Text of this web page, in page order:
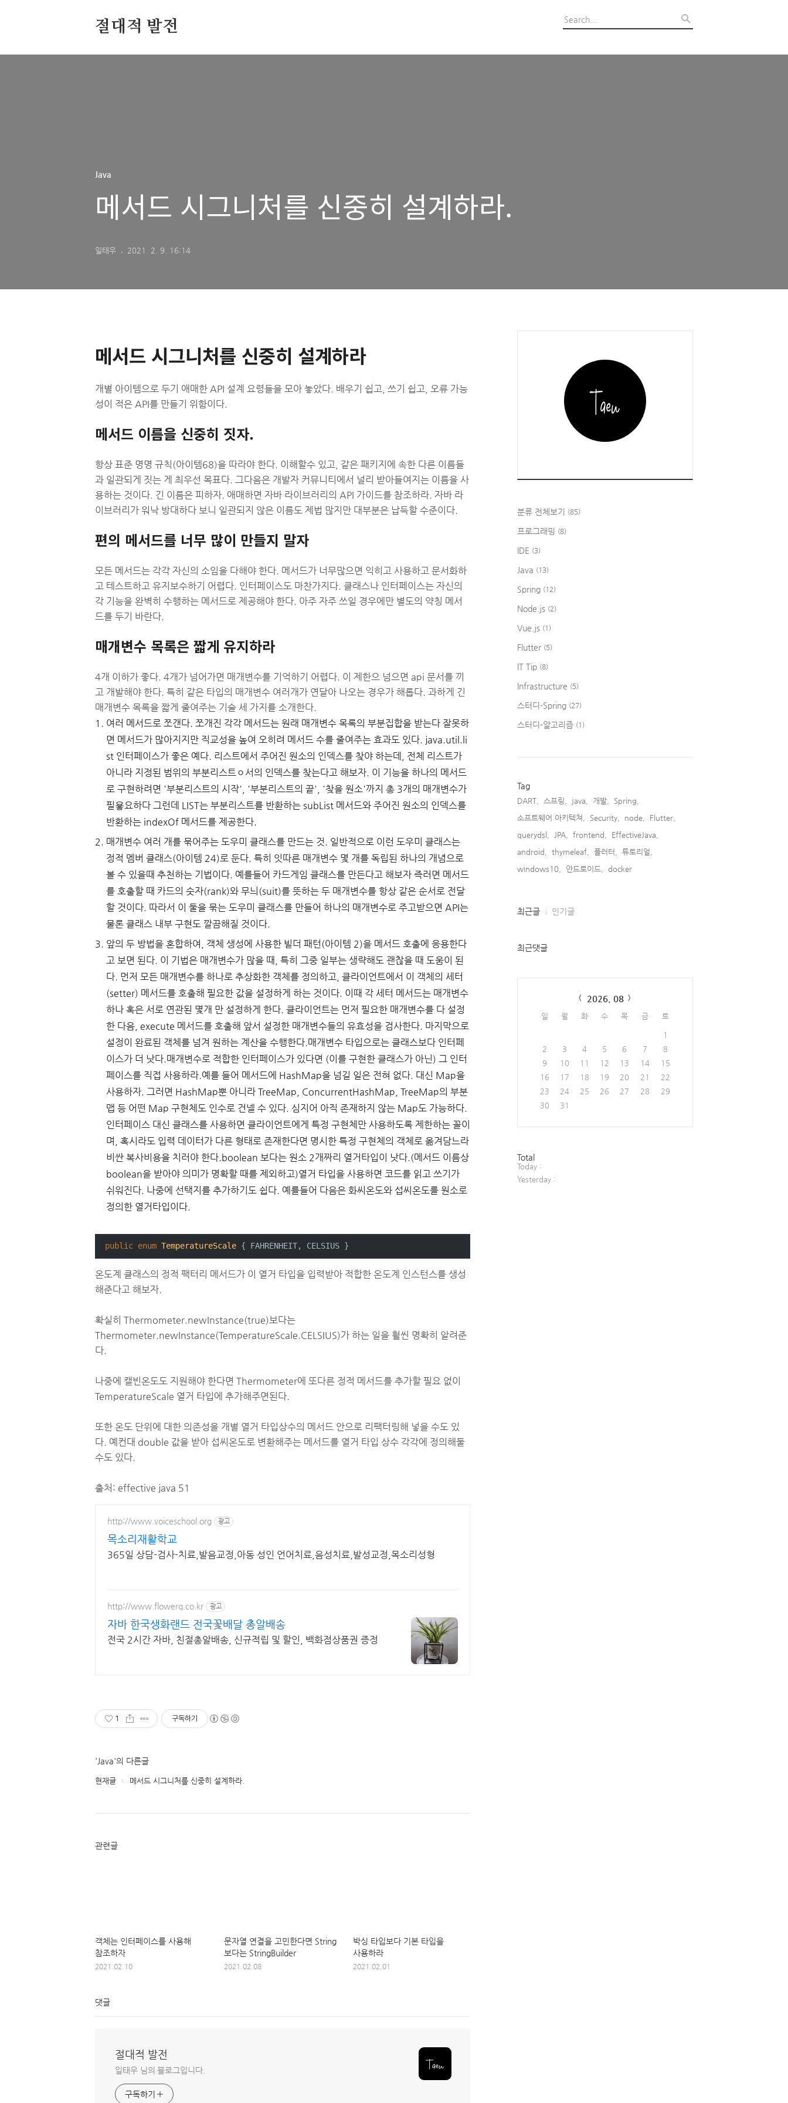
절대적 발전
Java
메서드 시그니처를 신중히 설계하라.
일태우 2021. 2. 9. 16:14
메서드 시그니처를 신중히 설계하라
개별 아이템으로 두기 애매한 API 설계 요령들을 모아 놓았다. 배우기 쉽고, 쓰기 쉽고, 오류 가능
성이 적은 API를 만들기 위함이다.
메서드 이름을 신중히 짓자.
항상 표준 명명 규칙(아이템68)을 따라야 한다. 이해할수 있고, 같은 패키지에 속한 다른 이름들
과 일관되게 짓는 게 최우선 목표다. 그다음은 개발자 커뮤니티에서 널리 받아들여지는 이름을 사
용하는 것이다. 긴 이름은 피하자. 애매하면 자바 라이브러리의 API 가이드를 참조하라. 자바 라
이브러리가 워낙 방대하다 보니 일관되지 않은 이름도 제법 많지만 대부분은 납득할 수준이다.
편의 메서드를 너무 많이 만들지 말자
모든 메서드는 각각 자신의 소임을 다해야 한다. 메서드가 너무많으면 익히고 사용하고 문서화하
고 테스트하고 유지보수하기 어렵다. 인터페이스도 마찬가지다. 클래스나 인터페이스는 자신의
각 기능을 완벽히 수행하는 메서드로 제공해야 한다. 아주 자주 쓰일 경우에만 별도의 약칭 메서
드를 두기 바란다.
매개변수 목록은 짧게 유지하라
4개 이하가 좋다. 4개가 넘어가면 매개변수를 기억하기 어렵다. 이 제한으 넘으면 api 문서를 끼
고 개발해야 한다. 특히 같은 타입의 매개변수 여러개가 연달아 나오는 경우가 해롭다. 과하게 긴
매개변수 목록을 짧게 줄여주는 기술 세 가지를 소개한다.
여러 메서드로 쪼갠다. 쪼개진 각각 메서드는 원래 매개변수 목록의 부분집합을 받는다 잘못하
면 메서드가 많아지지만 직교성을 높여 오히려 메서드 수를 줄여주는 효과도 있다. java.util.li
st 인터페이스가 좋은 예다. 리스트에서 주어진 원소의 인덱스를 찾야 하는데, 전체 리스트가
아니라 지정된 범위의 부분리스트ㅇ서의 인덱스를 찾는다고 해보자. 이 기능을 하나의 메서드
로 구현하려면 '부분리스트의 시작', '부분리스트의 끝', '찾을 원소'까지 총 3개의 매개변수가
필욯요하다 그런데 LIST는 부분리스트를 반환하는 subList 메서드와 주어진 원소의 인덱스를
반환하는 indexOf 메서드를 제공한다.
매개변수 여러 개를 묶어주는 도우미 클래스를 만드는 것. 일반적으로 이런 도우미 클래스는
정적 멤버 클래스(아이템 24)로 둔다. 특히 잇따른 매개변수 몇 개를 독립된 하나의 개념으로
볼 수 있을때 추천하는 기법이다. 예를들어 카드게임 클래스를 만든다고 해보자 즉러면 메서드
를 호출할 때 카드의 숫자(rank)와 무늬(suit)를 뜻하는 두 매개변수를 항상 같은 순서로 전달
할 것이다. 따라서 이 둘을 묶는 도우미 클래스를 만들어 하나의 매개변수로 주고받으면 API는
물론 클래스 내부 구현도 깔끔해질 것이다.
앞의 두 방법을 혼합하여, 객체 생성에 사용한 빌더 패턴(아이템 2)을 메서드 호출에 응용한다
고 보면 된다. 이 기법은 매개변수가 많을 때, 특히 그중 일부는 생략해도 괜찮을 때 도움이 된
다. 먼저 모든 매개변수를 하나로 추상화한 객체를 정의하고, 클라이언트에서 이 객체의 세터
(setter) 메서드를 호출해 필요한 값을 설정하게 하는 것이다. 이때 각 세터 메서드는 매개변수
하나 혹은 서로 연관된 몇개 만 설정하게 한다. 클라이언트는 먼저 필요한 매개변수를 다 설정
한 다음, execute 메서드를 호출해 앞서 설정한 매개변수들의 유효성을 검사한다. 마지막으로
설정이 완료된 객체를 넘겨 원하는 계산을 수행한다.매개변수 타입으로는 클래스보다 인터페
이스가 더 낫다.매개변수로 적합한 인터페이스가 있다면 (이를 구현한 클래스가 아닌) 그 인터
페이스를 직접 사용하라.예를 들어 메서드에 HashMap을 넘길 일은 전혀 없다. 대신 Map을
사용하자. 그러면 HashMap뿐 아니라 TreeMap, ConcurrentHashMap, TreeMap의 부분
맵 등 어떤 Map 구현체도 인수로 건넬 수 있다. 심지어 아직 존재하지 않는 Map도 가능하다.
인터페이스 대신 클래스를 사용하면 클라이언트에게 특정 구현체만 사용하도록 제한하는 꼴이
며, 혹시라도 입력 데이터가 다른 형태로 존재한다면 명시한 특정 구현체의 객체로 옮겨담느라
비싼 복사비용을 치러야 한다.boolean 보다는 원소 2개짜리 열거타입이 낫다.(메서드 이름상
boolean을 받아야 의미가 명확할 때를 제외하고)열거 타입을 사용하면 코드를 읽고 쓰기가
쉬워진다. 나중에 선택지를 추가하기도 쉽다. 예를들어 다음은 화씨온도와 섭씨온도를 원소로
정의한 열거타입이다.
public enum TemperatureScale { FAHRENHEIT, CELSIUS }
온도계 클래스의 정적 팩터리 메서드가 이 열거 타입을 입력받아 적합한 온도계 인스턴스를 생성
해준다고 해보자.
확실히 Thermometer.newInstance(true)보다는
Thermometer.newInstance(TemperatureScale.CELSIUS)가 하는 일을 훨씬 명확히 알려준
다.
나중에 캘빈온도도 지원해야 한다면 Thermometer에 또다른 정적 메서드를 추가할 필요 없이
TemperatureScale 열거 타입에 추가해주면된다.
또한 온도 단위에 대한 의존성을 개별 열거 타입상수의 메서드 안으로 리팩터링해 넣을 수도 있
다. 예컨대 double 값을 받아 섭씨온도로 변환해주는 메서드를 열거 타입 상수 각각에 정의해둘
수도 있다.
출처: effective java 51
http://www.voiceschool.org 광고
목소리재활학교
365일 상담-검사-치료,발음교정,아동 성인 언어치료,음성치료,발성교정,목소리성형
http://www.flowerq.co.kr 광고
자바 한국생화랜드 전국꽃배달 총알배송
전국 2시간 자바, 친절총알배송, 신규적립 및 할인, 백화점상품권 증정
1 구독하기
'Java'의 다른글
현재글 메서드 시그니처를 신중히 설계하라.
관련글
객체는 인터페이스를 사용해
참조하자
2021.02.10
문자열 연결을 고민한다면 String
보다는 StringBuilder
2021.02.08
박싱 타입보다 기본 타입을
사용하라
2021.02.01
댓글
절대적 발전
일태우 님의 블로그입니다.
구독하기
분류 전체보기 (85)
프로그래밍 (8)
IDE (3)
Java (13)
Spring (12)
Node.js (2)
Vue.js (1)
Flutter (5)
IT Tip (8)
Infrastructure (5)
스터디-Spring (27)
스터디-알고리즘 (1)
Tag
DART, 스프링, java, 개발,
Spring,
소프트웨어 아키텍쳐,
Security, node,
Flutter,
querydsl,
JPA, frontend,
EffectiveJava,
android,
thymeleaf, 플러터,
튜토리얼,
windows10,
안드로이드, docker,
최
인
최근글 인기글
최근댓글
2026. 08
일 월 화 수 목 금 토
1
2
3 4 5 6 7
8
9
10 11 12 13 14
15
16
17 18 19 20 21
22
23
24 25 26 27 28
29
30
31
방
문
자
수
Total
Today :
Yesterday :